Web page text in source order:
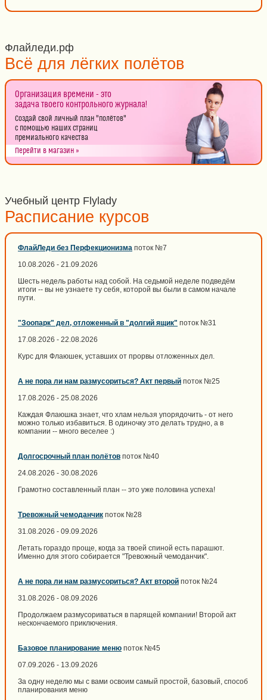
Флайледи.рф
Всё для лёгких полётов
Организация времени - это
задача твоего контрольного журнала!
Создай свой личный план "полётов"
с помощью наших страниц
премиального качества
Перейти в магазин »
Учебный центр Flylady
Расписание курсов
ФлайЛеди без Перфекционизма поток №7
10.08.2026 - 21.09.2026
Шесть недель работы над собой. На седьмой неделе подведём
итоги -- вы не узнаете ту себя, которой вы были в самом начале
пути.
"Зоопарк" дел, отложенный в "долгий ящик" поток №31
17.08.2026 - 22.08.2026
Курс для Флаюшек, уставших от прорвы отложенных дел.
А не пора ли нам размусориться? Акт первый поток №25
17.08.2026 - 25.08.2026
Каждая Флаюшка знает, что хлам нельзя упорядочить - от него
можно только избавиться. В одиночку это делать трудно, а в
компании -- много веселее :)
Долгосрочный план полётов поток №40
24.08.2026 - 30.08.2026
Грамотно составленный план -- это уже половина успеха!
Тревожный чемоданчик поток №28
31.08.2026 - 09.09.2026
Летать гораздо проще, когда за твоей спиной есть парашют.
Именно для этого собирается "Тревожный чемоданчик".
А не пора ли нам размусориться? Акт второй поток №24
31.08.2026 - 08.09.2026
Продолжаем размусориваться в парящей компании! Второй акт
нескончаемого приключения.
Базовое планирование меню поток №45
07.09.2026 - 13.09.2026
За одну неделю мы с вами освоим самый простой, базовый, способ
планирования меню